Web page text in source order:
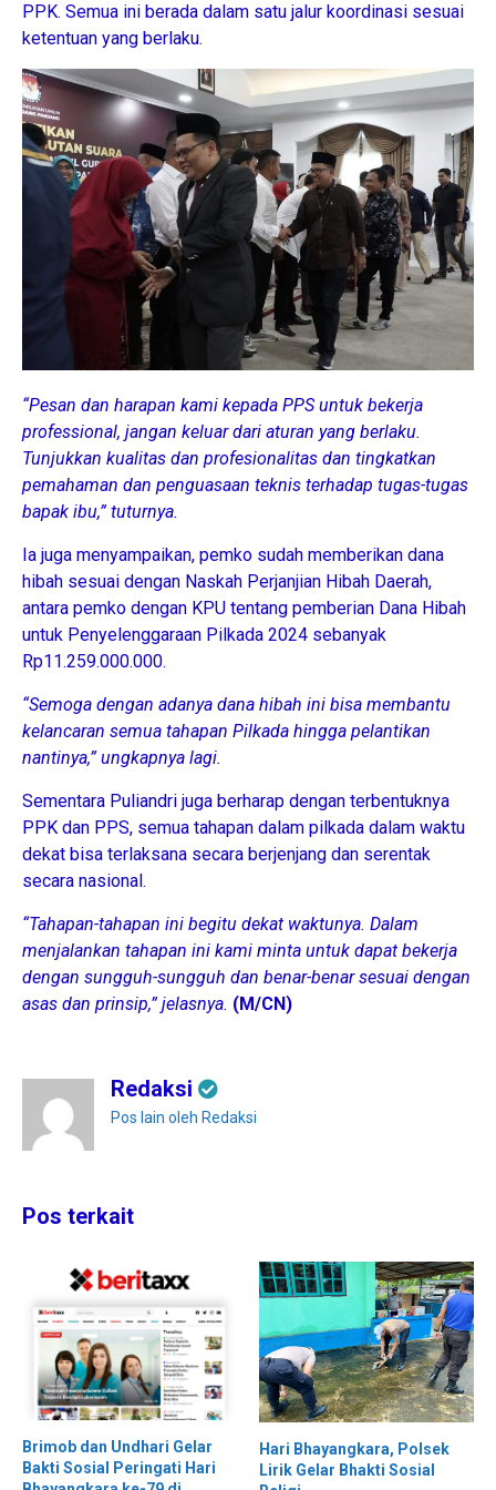
PPK. Semua ini berada dalam satu jalur koordinasi sesuai
ketentuan yang berlaku.
“Pesan dan harapan kami kepada PPS untuk bekerja
professional, jangan keluar dari aturan yang berlaku.
Tunjukkan kualitas dan profesionalitas dan tingkatkan
pemahaman dan penguasaan teknis terhadap tugas-tugas
bapak ibu,” tuturnya.
Ia juga menyampaikan, pemko sudah memberikan dana
hibah sesuai dengan Naskah Perjanjian Hibah Daerah,
antara pemko dengan KPU tentang pemberian Dana Hibah
untuk Penyelenggaraan Pilkada 2024 sebanyak
Rp11.259.000.000.
“Semoga dengan adanya dana hibah ini bisa membantu
kelancaran semua tahapan Pilkada hingga pelantikan
nantinya,” ungkapnya lagi.
Sementara Puliandri juga berharap dengan terbentuknya
PPK dan PPS, semua tahapan dalam pilkada dalam waktu
dekat bisa terlaksana secara berjenjang dan serentak
secara nasional.
“Tahapan-tahapan ini begitu dekat waktunya. Dalam
menjalankan tahapan ini kami minta untuk dapat bekerja
dengan sungguh-sungguh dan benar-benar sesuai dengan
asas dan prinsip,” jelasnya. (M/CN)
Redaksi
Pos lain oleh Redaksi
Pos terkait
Brimob dan Undhari Gelar
Bakti Sosial Peringati Hari
Hari Bhayangkara, Polsek
Lirik Gelar Bhakti Sosial